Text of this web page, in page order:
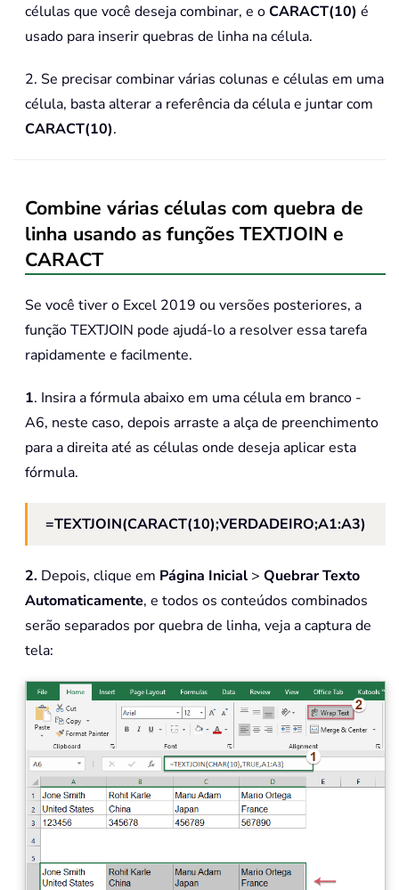
células que você deseja combinar, e oCARACT(10) é
usado para inserir quebras de linha na célula.
2. Se precisar combinar várias colunas e células em uma
célula, basta alterar a referência da célula e juntar com
CARACT(10).
Combine várias células com quebra de
linha usando as funções TEXTJOIN e
CARACT
Se você tiver o Excel 2019 ou versões posteriores, a
função TEXTJOIN pode ajudá-lo a resolver essa tarefa
rapidamente e facilmente.
1. Insira a fórmula abaixo em uma célula em branco -
A6, neste caso, depois arraste a alça de preenchimento
para a direita até as células onde deseja aplicar esta
fórmula.
=TEXTJOIN(CARACT(10);VERDADEIRO;A1:A3)
2. Depois, clique em Página Inicial > Quebrar Texto
Automaticamente, e todos os conteúdos combinados
serão separados por quebra de linha, veja a captura de
tela: